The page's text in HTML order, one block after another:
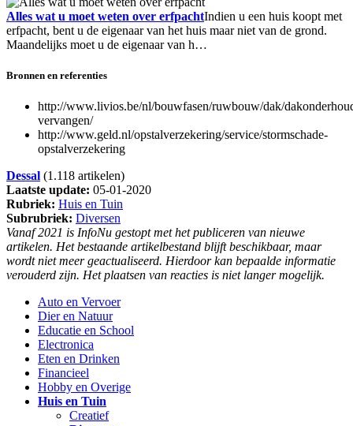
Alles wat u moet weten over erfpachtIndien u een huis koopt met
erfpacht, bent u de eigenaar van het huis maar niet van de grond.
Maandelijks moet u de eigenaar van h…
Bronnen en referenties
http://www.livios.be/nl/bouwfasen/ruwbouw/dak/
vervangen/
http://www.geld.nl/opstalverzekering/service/stormschade-
opstalverzekering
Dessal (1.118 artikelen)
Laatste update: 05-01-2020
Rubriek: Huis en Tuin
Subrubriek: Diversen
Vanaf 2021 is InfoNu gestopt met het publiceren van nieuwe
artikelen. Het bestaande artikelbestand blijft beschikbaar, maar
wordt niet meer geactualiseerd. Hierdoor kan bepaalde informatie
verouderd zijn. Het plaatsen van reacties is niet langer mogelijk.
Auto en Vervoer
Dier en Natuur
Educatie en School
Electronica
Eten en Drinken
Financieel
Hobby en Overige
Huis en Tuin
Creatief